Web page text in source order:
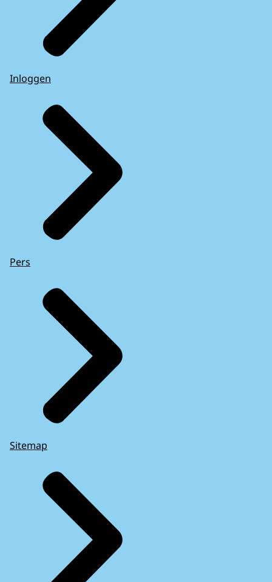
Inloggen
Pers
Sitemap